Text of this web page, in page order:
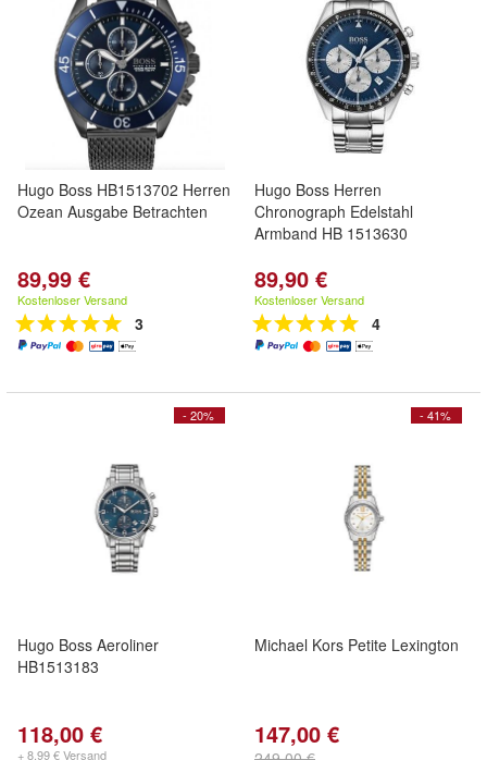
Hugo Boss HB1513702 Herren
Ozean Ausgabe Betrachten
89,99 €
Kostenloser Versand
3
Hugo Boss Herren
Chronograph Edelstahl
Armband HB 1513630
89,90 €
Kostenloser Versand
4
- 20%
Hugo Boss Aeroliner
HB1513183
118,00 €
+ 8,99 € Versand
- 41%
Michael Kors Petite Lexington
147,00 €